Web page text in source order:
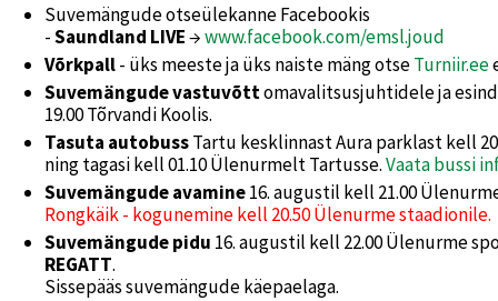
Suvemängude otseülekanne Facebookis
-Saundland LIVE→www.facebook.com/emsl.joud
Võrkpall- üks meeste ja üks naiste mäng otseTurniir.ee
Suvemängude vastuvõttomavalitsusjuhtidele ja
19.00 Tõrvandi Koolis.
Tasuta autobussTartu kesklinnast Aura parklast kell
ning tagasi kell 01.10 Ülenurmelt Tartusse.Vaata bussi
Suvemängude avamine16. augustil kell 21.00
Rongkäik - kogunemine kell 20.50 Ülenurme staadionile.
Suvemängude pidu 16. augustil kell 22.00 Ülenurme
REGATT.
Sissepääs suvemängude käepaelaga.